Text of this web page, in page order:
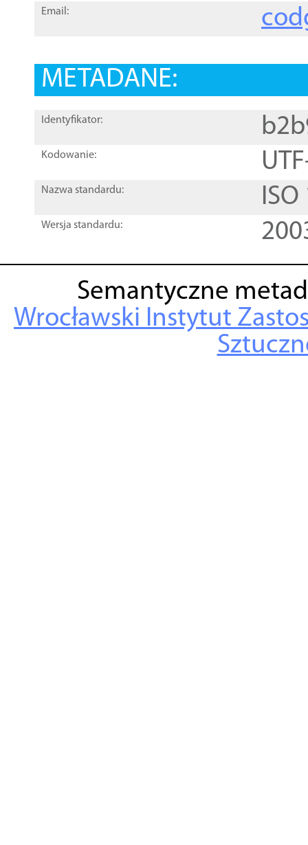
Email:
METADANE:
Identyfikator:
Kodowanie:
Nazwa standardu:
Wersja standardu:
Semantyczne
Wrocławski Instytut